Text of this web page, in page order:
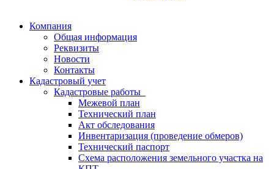
Компания
Общая информация
Реквизиты
Новости
Контакты
Кадастровый учет
Кадастровые работы
Межевой план
Технический план
Акт обследования
Инвентаризация (проведение обмеров)
Технический паспорт
Схема расположения земельного участка на